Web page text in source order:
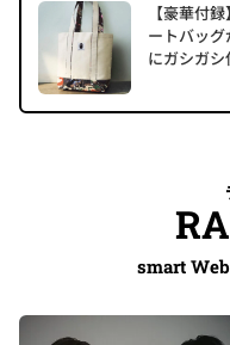
【豪華付
ートバッ
にガシガシ
smart Web